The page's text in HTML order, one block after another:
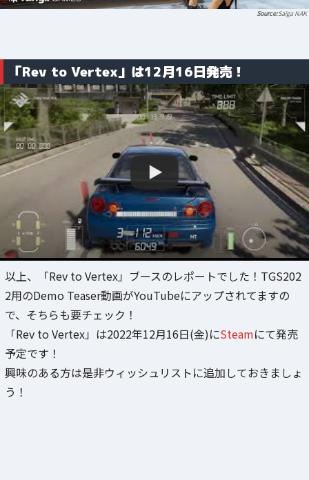
Saiga NAK
「Rev to Vertex」は12月16日発売！
以上、「Rev to Vertex」ブースのレポートでした！TGS202
2用のDemo Teaser動画がYouTubeにアップされてますの
で、そちらも要チェック！
「Rev to Vertex」は2022年12月16日(金)にSteamにて発売
予定です！
興味のある方は是非ウィッシュリストに追加しておきましょ
う！